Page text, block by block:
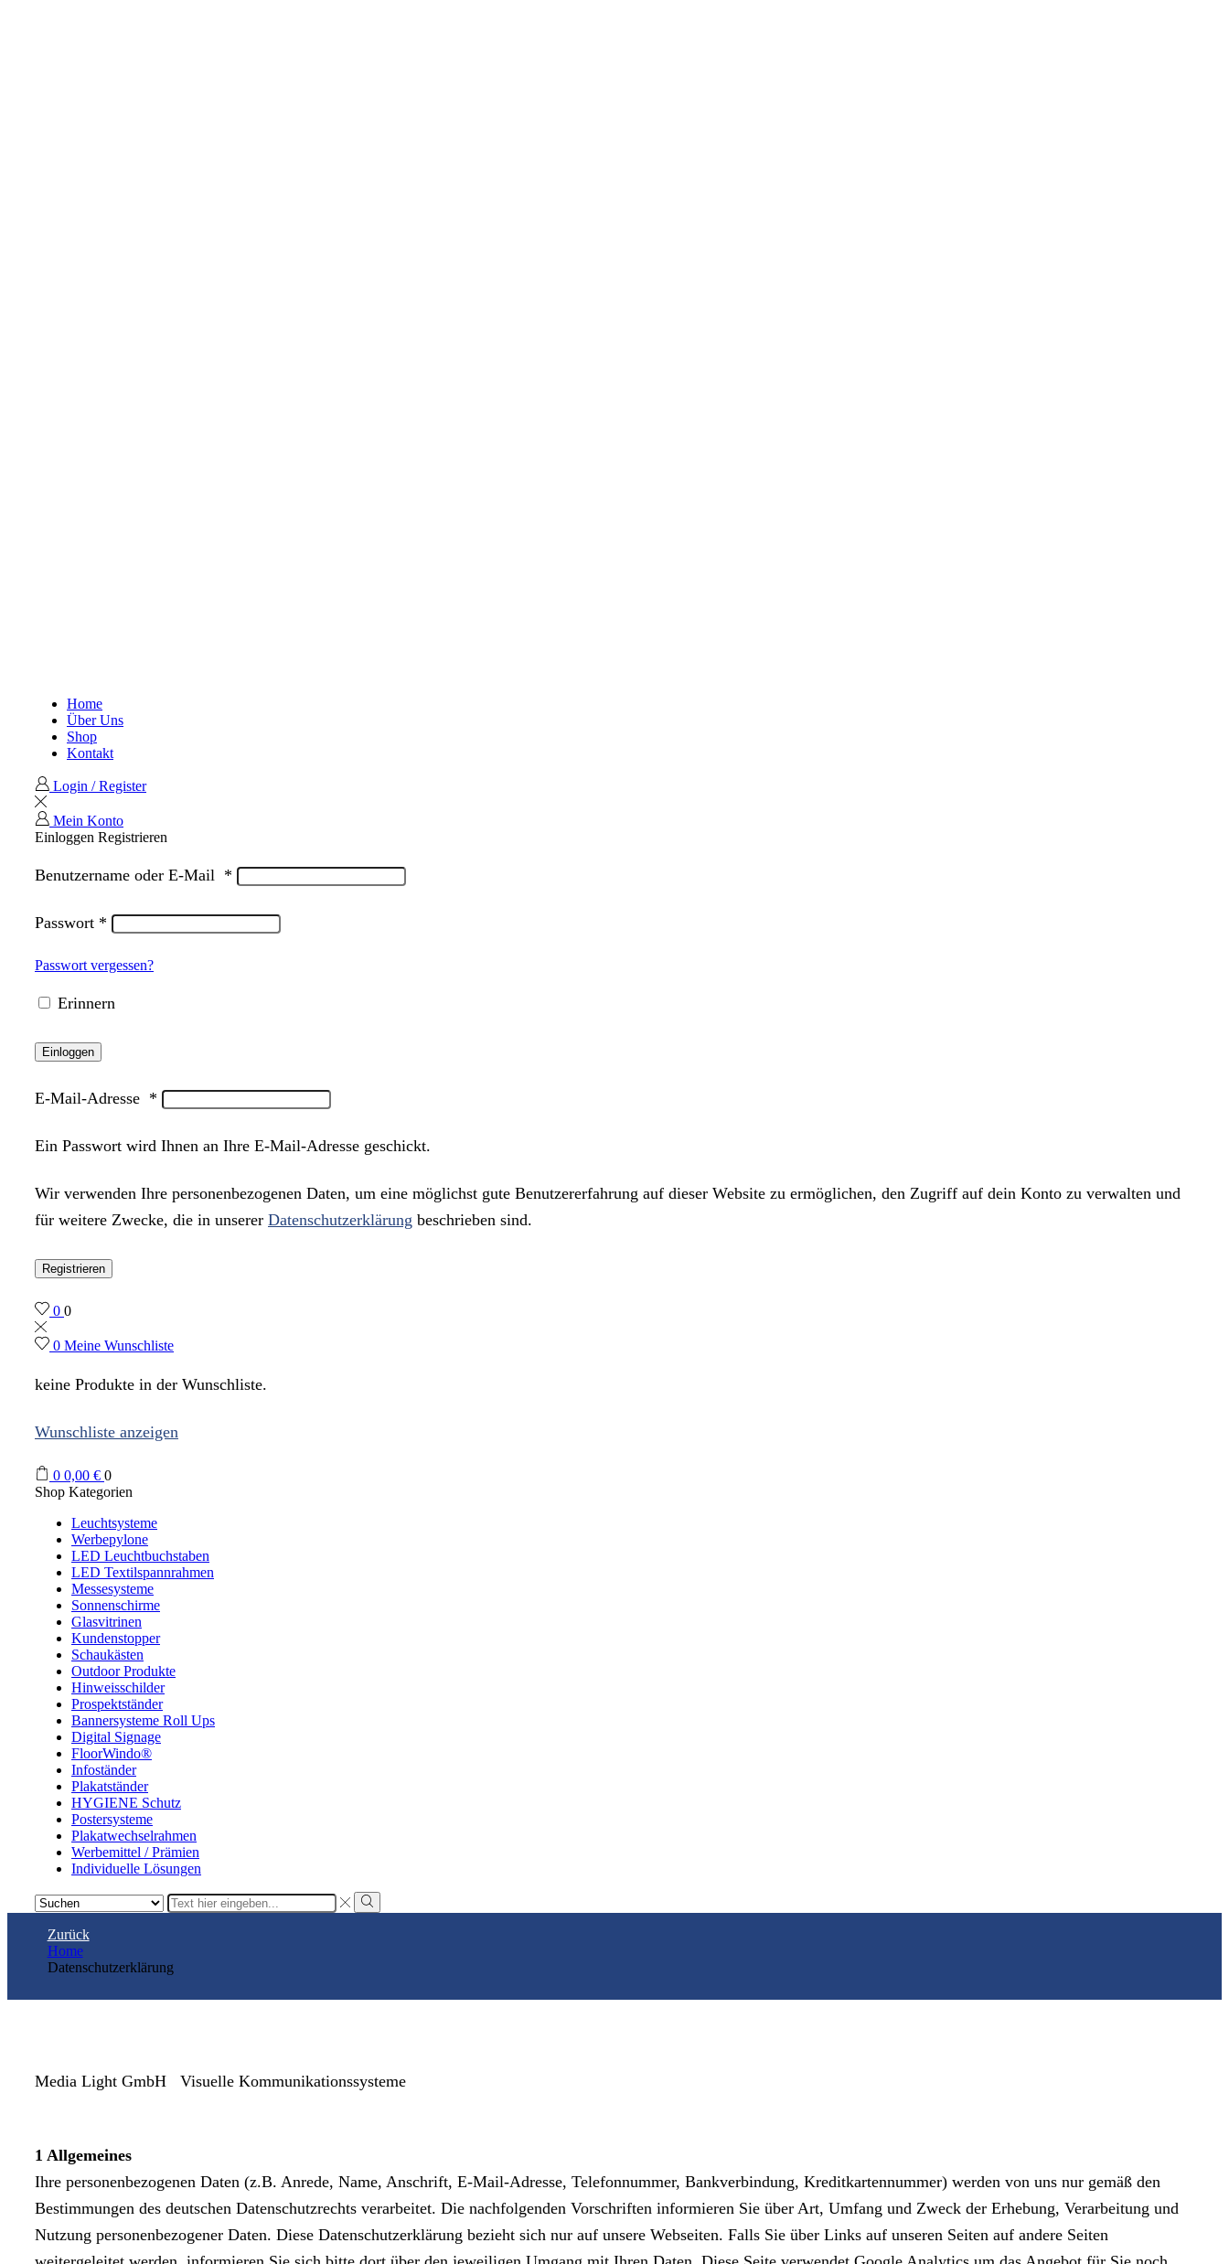
Home
Über Uns
Shop
Kontakt
Login / Register
Mein Konto
Einloggen Registrieren
Benutzername oder E-Mail *
Passwort *
Passwort vergessen?
Erinnern
Einloggen
E-Mail-Adresse *
Ein Passwort wird Ihnen an Ihre E-Mail-Adresse geschickt.
Wir verwenden Ihre personenbezogenen Daten, um eine möglichst gute Benutzererfahrung auf dieser Website zu ermöglichen, den Zugriff auf dein Konto zu verwalten und
für weitere Zwecke, die in unserer Datenschutzerklärung beschrieben sind.
Registrieren
0 0
0 Meine Wunschliste
keine Produkte in der Wunschliste.
Wunschliste anzeigen
0 0,00 € 0
Shop Kategorien
Leuchtsysteme
Werbepylone
LED Leuchtbuchstaben
LED Textilspannrahmen
Messesysteme
Sonnenschirme
Glasvitrinen
Kundenstopper
Schaukästen
Outdoor Produkte
Hinweisschilder
Prospektständer
Bannersysteme Roll Ups
Digital Signage
FloorWindo®
Infoständer
Plakatständer
HYGIENE Schutz
Postersysteme
Plakatwechselrahmen
Werbemittel / Prämien
Individuelle Lösungen
Search
input
Search
Zurück
Home
Datenschutzerklärung
Media Light GmbH Visuelle Kommunikationssysteme
1 Allgemeines
Ihre personenbezogenen Daten (z.B. Anrede, Name, Anschrift, E-Mail-Adresse, Telefonnummer, Bankverbindung, Kreditkartennummer) werden von uns nur gemäß den
Bestimmungen des deutschen Datenschutzrechts verarbeitet. Die nachfolgenden Vorschriften informieren Sie über Art, Umfang und Zweck der Erhebung, Verarbeitung und
Nutzung personenbezogener Daten. Diese Datenschutzerklärung bezieht sich nur auf unsere Webseiten. Falls Sie über Links auf unseren Seiten auf andere Seiten